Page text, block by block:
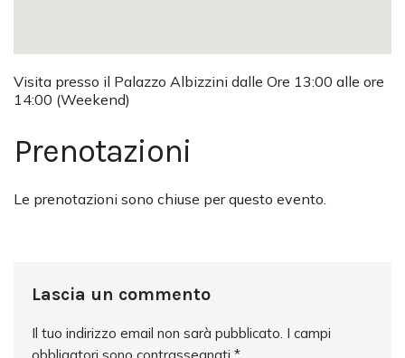
Visita presso il Palazzo Albizzini dalle Ore 13:00 alle ore
14:00 (Weekend)
Prenotazioni
Le prenotazioni sono chiuse per questo evento.
Lascia un commento
Il tuo indirizzo email non sarà pubblicato. I campi